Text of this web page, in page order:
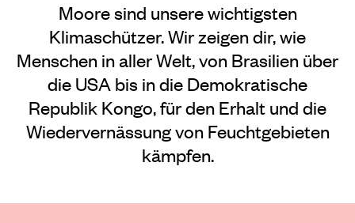
Moore sind unsere wichtigsten
Klimaschützer. Wir zeigen dir, wie
Menschen in aller Welt, von Brasilien über
die USA bis in die Demokratische
Republik Kongo, für den Erhalt und die
Wiedervernässung von Feuchtgebieten
kämpfen.